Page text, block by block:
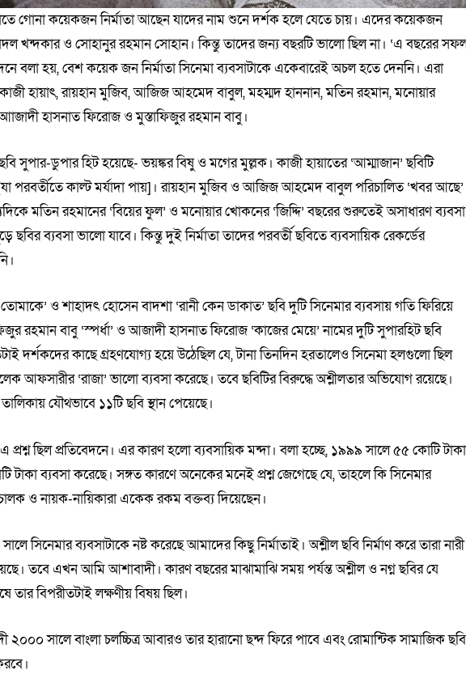
গোনা কয়েকজন নির্মাতা আছেন যাদের নাম শুনে দর্শক হলে যেতে চায়। এদের কয়েকজন
খন্দকার ও সোহানুর রহমান সোহান। কিন্তু তাদের জন্য বছরটি ভালো ছিল না। ‘এ বছরের
বলা হয়, বেশ কয়েক জন নির্মাতা সিনেমা ব্যবসাটাকে একেবারেই অচল হতে দেননি। এরা
হায়াৎ, রায়হান মুজিব, আজিজ আহমেদ বাবুল, মহম্মদ হাননান, মতিন রহমান, মনোয়ার
হাসনাত ফিরোজ ও মুস্তাফিজুর রহমান বাবু।
সুপার-ডুপার হিট হয়েছে- ভয়ঙ্কর বিষু ও মগের মুল্লক। কাজী হায়াতের ‘আম্মাজান’ ছবিটি
পরবর্তীতে কাল্ট মর্যাদা পায়]। রায়হান মুজিব ও আজিজ আহমেদ বাবুল পরিচালিত ‘খবর আছে’
মতিন রহমানের ‘বিয়ের ফুল’ ও মনোয়ার খোকনের ‘জিদ্দি’ বছরের শুরুতেই অসাধারণ ব্যবসা
ছবির ব্যবসা ভালো যাবে। কিন্তু দুই নির্মাতা তাদের পরবর্তী ছবিতে ব্যবসায়িক রেকর্ডের
ও শাহাদৎ হোসেন বাদশা ‘রানী কেন ডাকাত’ ছবি দুটি সিনেমার ব্যবসায় গতি ফিরিয়ে
রহমান বাবু ‘স্পর্ধা’ ও আজাদী হাসনাত ফিরোজ ‘কাজের মেয়ে’ নামের দুটি সুপারহিট ছবি
দর্শকদের কাছে গ্রহণযোগ্য হয়ে উঠেছিল যে, টানা তিনদিন হরতালেও সিনেমা হলগুলো ছিল
আফসারীর ‘রাজা’ ভালো ব্যবসা করেছে। তবে ছবিটির বিরুদ্ধে অশ্লীলতার অভিযোগ রয়েছে।
যৌথভাবে ১১টি ছবি স্থান পেয়েছে।
এ প্রশ্ন ছিল প্রতিবেদনে। এর কারণ হলো ব্যবসায়িক মন্দা। বলা হচ্ছে, ১৯৯৯ সালে ৫৫ কোটি টাকা
ব্যবসা করেছে। সঙ্গত কারণে অনেকের মনেই প্রশ্ন জেগেছে যে, তাহলে কি সিনেমার
ও নায়ক-নায়িকারা একেক রকম বক্তব্য দিয়েছেন।
সিনেমার ব্যবসাটাকে নষ্ট করেছে আমাদের কিছু নির্মাতাই। অশ্লীল ছবি নির্মাণ করে তারা নারী
তবে এখন আমি আশাবাদী। কারণ বছরের মাঝামাঝি সময় পর্যন্ত অশ্লীল ও নগ্ন ছবির যে
তার বিপরীতটাই লক্ষণীয় বিষয় ছিল।
সালে বাংলা চলচ্চিত্র আবারও তার হারানো ছন্দ ফিরে পাবে এবং রোমান্টিক সামাজিক ছবি